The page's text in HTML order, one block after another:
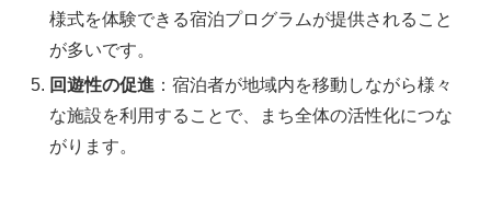
様式を体験できる宿泊プログラムが提供されること
が多いです。
回遊性の促進 ：宿泊者が地域内を移動しながら様々
な施設を利用することで、まち全体の活性化につな
がります。